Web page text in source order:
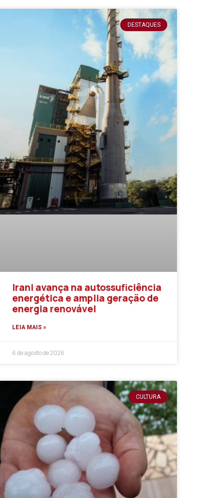
DESTAQUES
Irani avança na autossuficiência
energética e amplia geração de
energia renovável
LEIA MAIS »
6 de agosto de 2026
CULTURA